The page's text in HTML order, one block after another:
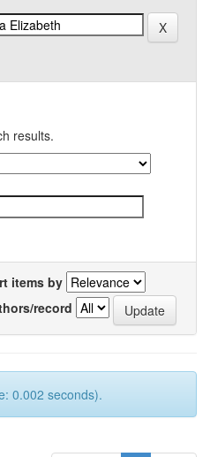
results.
items by
record
0.002 seconds).